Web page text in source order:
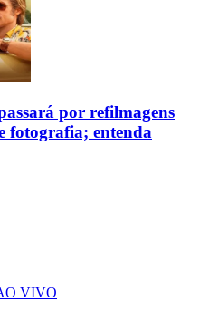
por refilmagens
fotografia; entenda
VIVO